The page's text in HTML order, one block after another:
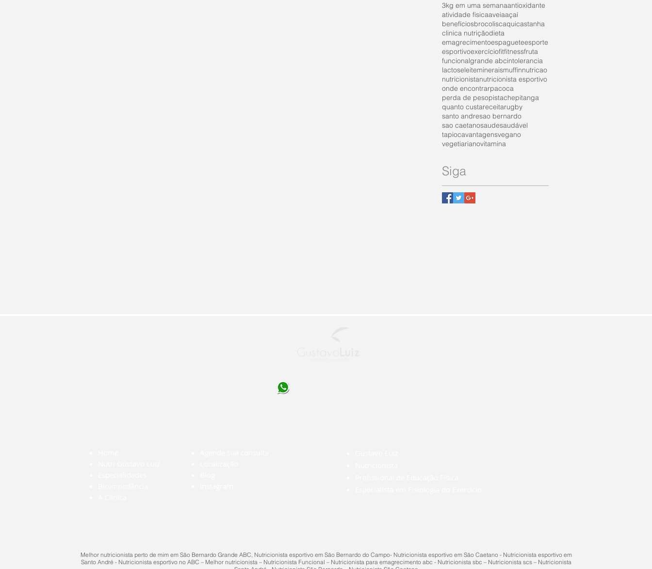
3kg em uma semanaantioxidante
atividade fisicaaveiaaçaí
benefíciosbrocoliscaquicastanha
clinica nutriçãodieta
emagrecimentoespagueteesporte
esportivoexercíciofitfitnessfruta
funcionalgrande abcintolerancia
lactoseleitemineraismuffinnutricao
nutricionistanutricionista esportivo
onde encontrarpacoca
perda de pesopistachepitanga
quanto custareceitarugby
santo andresao bernardo
sao caetanosaudesaudável
tapiocavantagensvegano
vegetiarianovitamina
Siga
Tel: (11) 4930-4992 (11) 95983-5698
Melhor nutricionista perto de mim em São Bernardo Grande ABC, Nutricionista esportivo em São Bernardo do Campo- Nutricionista esportivo em São Caetano - Nutricionista esportivo em
Santo André - Nutricionista esportivo no ABC – Melhor nutricionista – Nutricionista Funcional – Nutricionista para emagrecimento abc - Nutricionista sbc – Nutricionista scs – Nutricionista